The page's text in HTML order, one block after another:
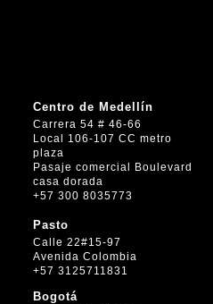
Centro de Medellín
Carrera 54 # 46-66
Local 106-107 CC metro
plaza
Pasaje comercial Boulevard
casa dorada
+57 300 8035773
Pasto
Calle 22#15-97
Avenida Colombia
+57 3125711831
Bogotá